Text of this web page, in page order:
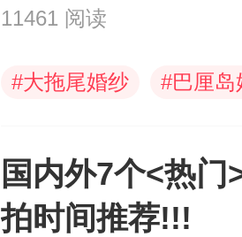
11461 阅读
#大拖尾婚纱 #巴厘岛
国内外7个<热门
拍时间推荐!!!